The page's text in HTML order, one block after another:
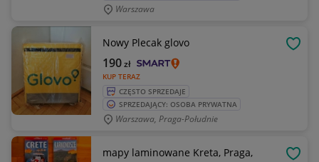
Warszawa
Nowy Plecak glovo
KUP TERAZ
190zł
CZĘSTO SPRZEDAJE
SPRZEDAJĄCY: OSOBA PRYWATNA
Warszawa, Praga-Południe
mapy laminowane Kreta, Praga,